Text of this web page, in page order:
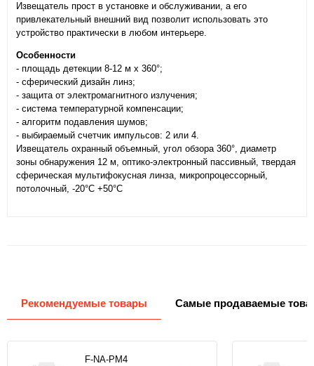
Извещатель прост в установке и обслуживании, а его
привлекательный внешний вид позволит использовать это
устройство практически в любом интерьере.
Особенности
- площадь детекции 8-12 м х 360°;
- сферический дизайн линз;
- защита от электромагнитного излучения;
- система температурной компенсации;
- алгоритм подавления шумов;
- выбираемый счетчик импульсов: 2 или 4.
Извещатель охранный объемный, угол обзора 360°, диаметр
зоны обнаружения 12 м, оптико-электронный пассивный, твердая
сферическая мультифокусная линза, микропроцессорный,
потолочный, -20°С +50°С
Рекомендуемые товары Самые продаваемые
F-NA-PM4